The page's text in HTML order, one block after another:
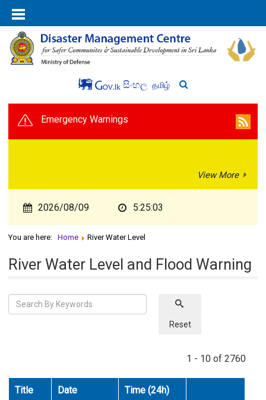
සිංහල தமிழ்
Emergency Warnings
View More
2026/08/09 5:25:03
You are here: Home River Water Level
River Water Level and Flood Warning
Reset
1 - 10 of 2760
Title Date Time (24h)